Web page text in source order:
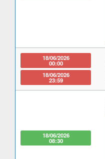
18/06/2026
00:00
18/06/2026
23:59
18/06/2026
08:30